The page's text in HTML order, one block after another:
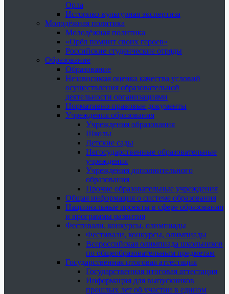
Орла
Историко-культурная экспертиза
Молодёжная политика
Молодёжная политика
«Орёл помнит своих героев»
Российские студенческие отряды
Образование
Образование
Независимая оценка качества условий
осуществления образовательной
деятельности организациями
Нормативно-правовые документы
Учреждения образования
Учреждения образования
Школы
Детские сады
Негосударственные образовательные
учреждения
Учреждения дополнительного
образования
Прочие образовательные учреждения
Общая информация о системе образования
Национальные проекты в сфере образования
и программы развития
Фестивали, конкурсы, олимпиады
Фестивали, конкурсы, олимпиады
Всероссийская олимпиада школьников
по общеобразовательным предметам
Государственная итоговая аттестация
Государственная итоговая аттестация
Информация для выпускников
прошлых лет об участии в едином